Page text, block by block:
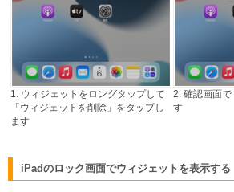
1. ウィジェットをロングタップして
「ウィジェットを削除」をタップし
ます
2. 確認画面で
す
iPadのロック画面でウィジェットを表示する